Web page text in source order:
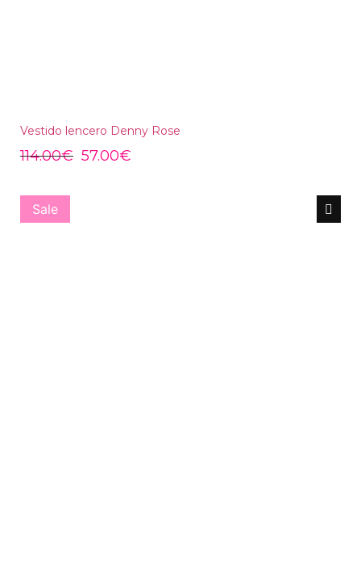
Vestido lencero Denny Rose
114.00€ 57.00€
Sale